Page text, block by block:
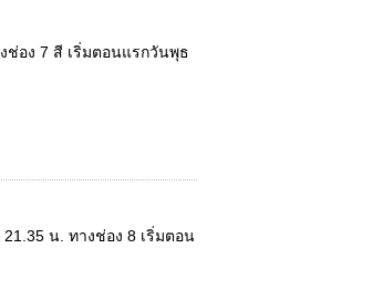
ช่อง 7 สี เริ่มตอนแรกวันพุธ
น. ทางช่อง 8 เริ่มตอน